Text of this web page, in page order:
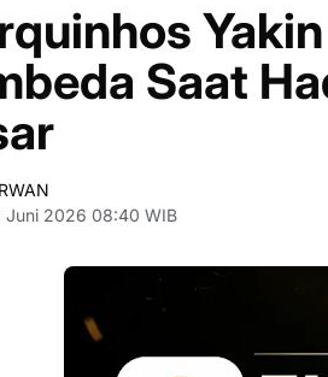
Saat
Juni 2026 08:40 WIB